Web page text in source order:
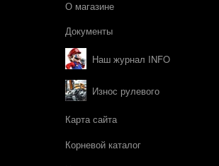
О магазине
Документы
Наш журнал INFO
Износ рулевого
Карта сайта
Корневой каталог